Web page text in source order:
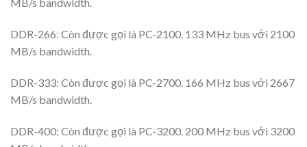
DDR-266: Còn được gọi là PC-2100. 133 MHz bus với 2100
MB/s bandwidth.
DDR-333: Còn được gọi là PC-2700. 166 MHz bus với 2667
MB/s bandwidth.
DDR-400: Còn được gọi là PC-3200. 200 MHz bus với 3200